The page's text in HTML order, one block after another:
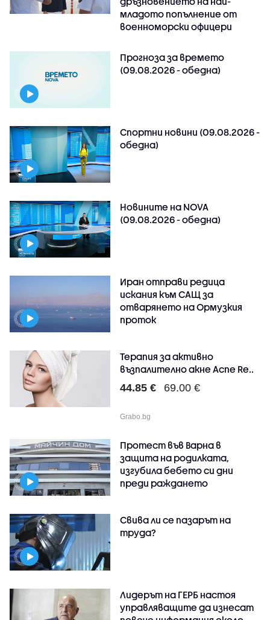
младото попълнение от
военноморски офицери
Прогноза за времето
(09.08.2026 - обедна)
Спортни новини (09.08.2026 -
обедна)
Новините на NOVA
(09.08.2026 - обедна)
Иран отправи редица
искания към САЩ за
отварянето на Ормузкия
проток
Терапия за активно
възпалително акне Acne Re..
44.85 € 69.00 €
Grabo.bg
Протест във Варна в
защита на родилката,
изгубила бебето си дни
преди раждането
Свива ли се пазарът на
труда?
Лидерът на ГЕРБ настоя
управляващите да изнесат